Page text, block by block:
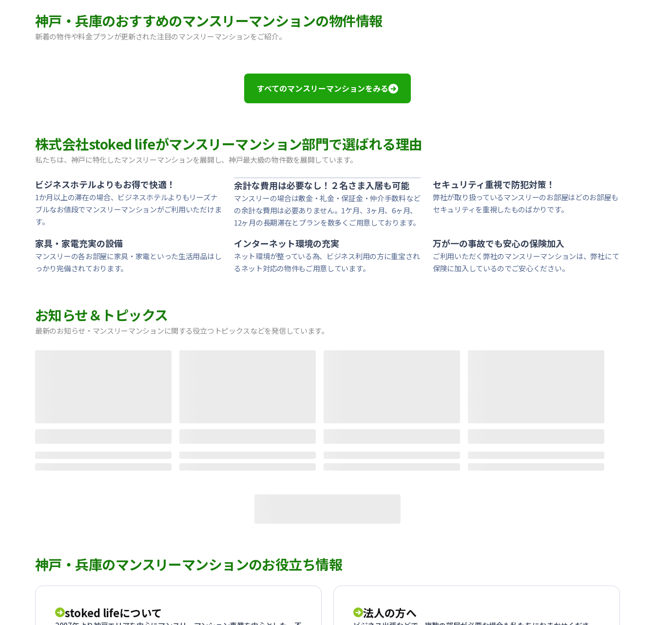
神戸・兵庫のおすすめのマンスリーマンションの物件情報
新着の物件や料金プランが更新された注目のマンスリーマンションをご紹介。
【灘区・JR六甲道】Sステイ六甲道SOUTH・OL｜禁煙ルーム・Wi-Fiレンタル可（有料）
【東灘区・摂津本山】Sステイ本山サンハイツOL｜禁煙ルーム・Wi-Fiレンタル可（有料）｜神戸大学・甲南女子大学徒歩圏内
【東灘区・JR住吉】Sステイ神戸住吉本町OL｜禁煙ルーム・Wi-Fiレンタル可（有料）
【西宮北口】Sステイ西宮北口第２｜禁煙ルーム・Wi-Fiレンタル可｜オートロック｜西宮ガーデンズすぐ近く
【西宮北口】Sステイ西宮北口第２｜禁煙ルーム・Wi-Fiレンタル可｜オートロック｜西宮ガーデンズすぐ近く
すべてのマンスリーマンションをみる
株式会社stoked lifeがマンスリーマンション部門で選ばれる理由
私たちは、神戸に特化したマンスリーマンションを展開し、神戸最大級の物件数を展開しています。
ビジネスホテルよりもお得で快適！
1か月以上の滞在の場合、ビジネスホテルよりもリーズナ
ブルなお値段でマンスリーマンションがご利用いただけま
す。
余計な費用は必要なし！２名さま入居も可能
マンスリーの場合は敷金・礼金・保証金・仲介手数料など
の余計な費用は必要ありません。1ケ月、3ヶ月、6ヶ月、
12ヶ月の長期滞在とプランを数多くご用意しております。
セキュリティ重視で防犯対策！
弊社が取り扱っているマンスリーのお部屋はどのお部屋も
セキュリティを重視したものばかりです。
家具・家電充実の設備
マンスリーの各お部屋に家具・家電といった生活用品はし
っかり完備されております。
インターネット環境の充実
ネット環境が整っている為、ビジネス利用の方に重宝され
るネット対応の物件もご用意しています。
万が一の事故でも安心の保険加入
ご利用いただく弊社のマンスリーマンションは、弊社にて
保険に加入しているのでご安心ください。
お知らせ＆トピックス
最新のお知らせ・マンスリーマンションに関する役立つトピックスなどを発信しています。
神戸・兵庫のマンスリーマンションのお役立ち情報
stoked lifeについて 法人の方へ